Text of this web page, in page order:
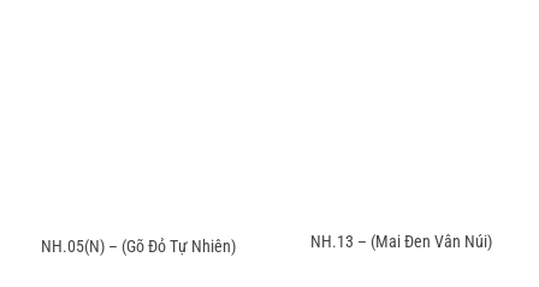
NH.05(N) – (Gõ Đỏ Tự Nhiên) NH.13 – (Mai Đen Vân Núi)